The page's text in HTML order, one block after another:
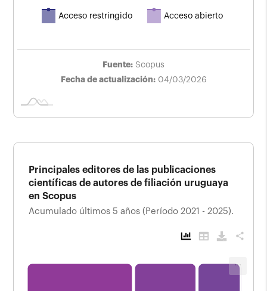
Acceso restringido Acceso abierto
Fuente: Scopus
Fecha de actualización: 04/03/2026
Principales editores de las publicaciones
científicas de autores de filiación uruguaya
en Scopus
Acumulado últimos 5 años (Período 2021 - 2025).
share
Principales editores de las publicaciones
científicas de autores de filiación uruguaya
L ...